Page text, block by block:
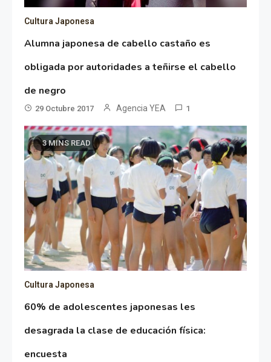
Cultura Japonesa
Alumna japonesa de cabello castaño es
obligada por autoridades a teñirse el cabello
de negro
29 Octubre 2017 Agencia YEA 1
3 MINS READ
Cultura Japonesa
60% de adolescentes japonesas les
desagrada la clase de educación física:
encuesta